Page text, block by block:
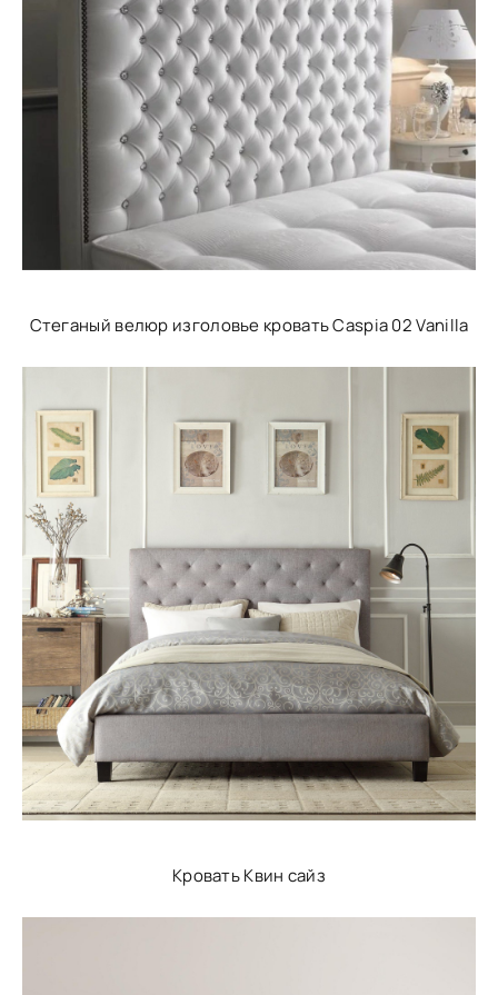
Стеганый велюр изголовье кровать Caspia 02 Vanilla
Кровать Квин сайз